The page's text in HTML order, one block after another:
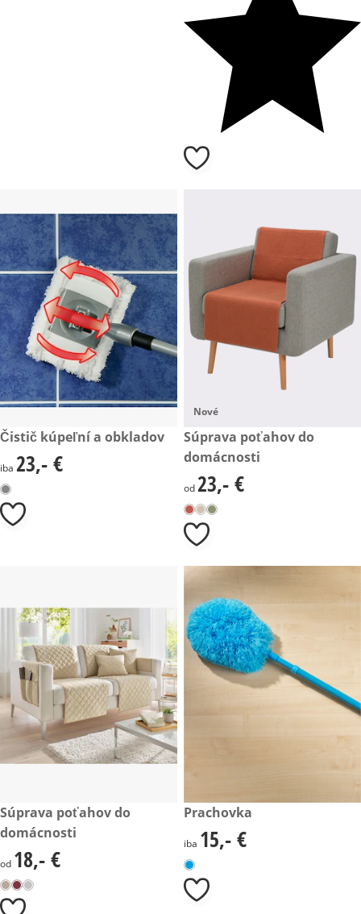
23,- €
Čistič kúpeľní a obkladov
23,- €
iba 23,- €
Nové
23,- €
Súprava poťahov do
domácnosti
23,- €
od 23,- €
18,- €
Súprava poťahov do
domácnosti
18,- €
od 18,- €
15,- €
Prachovka
15,- €
iba 15,- €